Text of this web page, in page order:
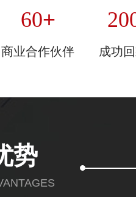
60+
商业合作伙伴 成功
势